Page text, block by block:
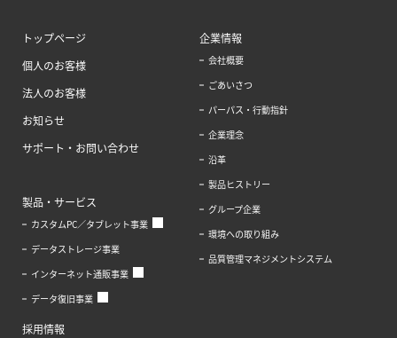
トップページ
個人のお客様
法人のお客様
お知らせ
サポート・お問い合わせ
製品・サービス
カスタムPC／タブレット事業
データストレージ事業
インターネット通販事業
データ復旧事業
企業情報
会社概要
ごあいさつ
パーパス・行動指針
企業理念
沿革
製品ヒストリー
グループ企業
環境への取り組み
品質管理マネジメントシステム
採用情報